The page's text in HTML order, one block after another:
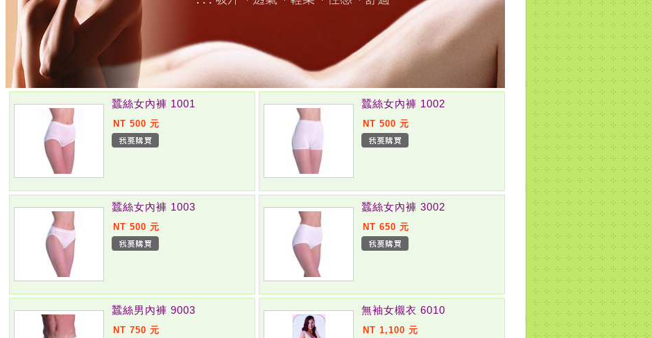
蠶絲女內褲 1001
NT 500 元
蠶絲女內褲 1002
NT 500 元
蠶絲女內褲 1003
NT 500 元
蠶絲女內褲 3002
NT 650 元
蠶絲男內褲 9003
NT 750 元
無袖女櫬衣 6010
NT 1,100 元